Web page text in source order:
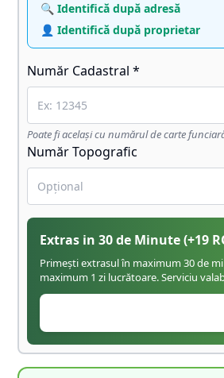
🔍 Identifică după adresă
👤 Identifică după proprietar
Număr Cadastral *
Poate fi același cu numărul de carte
Număr Topografic
Extras in 30 de Minute(+19
Primești extrasul în maximum 30 de
maximum 1 zi lucrătoare. Serviciu